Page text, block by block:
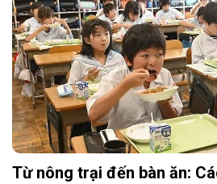
Từ nông trại đến bàn ăn: